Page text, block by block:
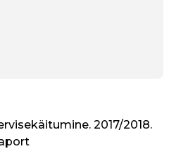
2017/2018.